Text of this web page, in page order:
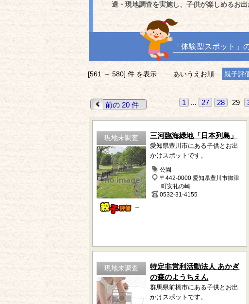
遣・現地調査を実施し、子供が楽しめるお
「体験型スポット」
[561 ～ 580] 件 を表示 あいうえお順 親子評
前の 20 件 1 ... 27 28 29
現地未調査
－
三河臨海緑地「日本列島」
愛知県豊川市にある子供とお出
かけスポットです。
公園
〒442-0000 愛知県豊川市御津
町安礼の崎
0532-31-4155
現地未調査
特定非営利活動法人 あかぎ
の森のようちえん
群馬県前橋市にある子供とお出
かけスポットです。